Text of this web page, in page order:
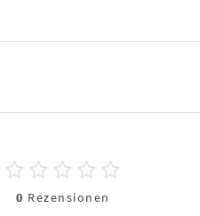
0 Rezensionen